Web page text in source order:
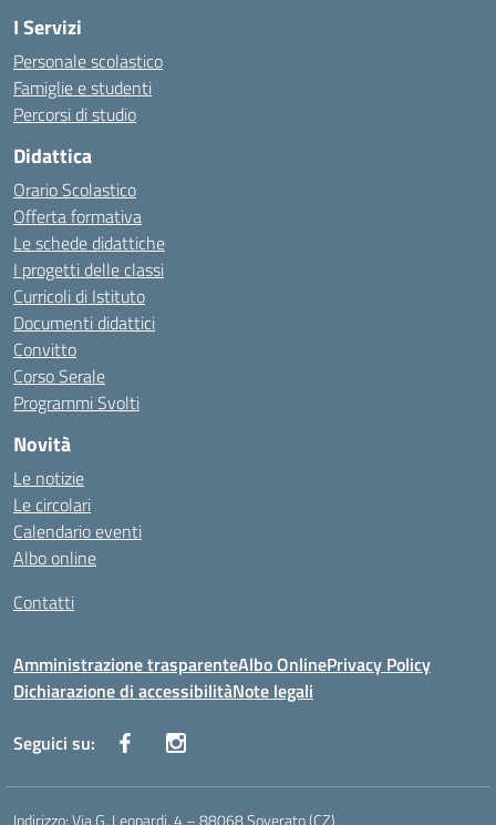
I Servizi
Personale scolastico
Famiglie e studenti
Percorsi di studio
Didattica
Orario Scolastico
Offerta formativa
Le schede didattiche
I progetti delle classi
Curricoli di Istituto
Documenti didattici
Convitto
Corso Serale
Programmi Svolti
Novità
Le notizie
Le circolari
Calendario eventi
Albo online
Contatti
Amministrazione trasparenteAlbo OnlinePrivacy Policy
Dichiarazione di accessibilitàNote legali
Seguici su:
Indirizzo:Via G. Leopardi, 4 – 88068 Soverato (CZ)